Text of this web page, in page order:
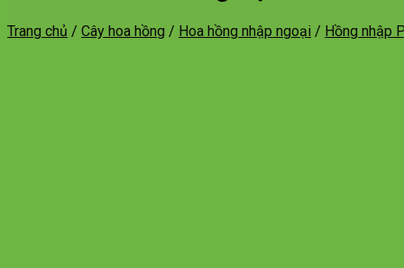
Trang chủ / Cây hoa hồng / Hoa hồng nhập ngoại / Hồng nhập